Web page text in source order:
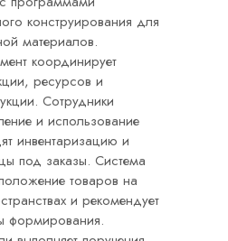
конструирования для
материалов.
координирует
ресурсов и
Сотрудники
и использование
инвентаризацию и
под заказы. Система
товаров на
и рекомендует
формирования.